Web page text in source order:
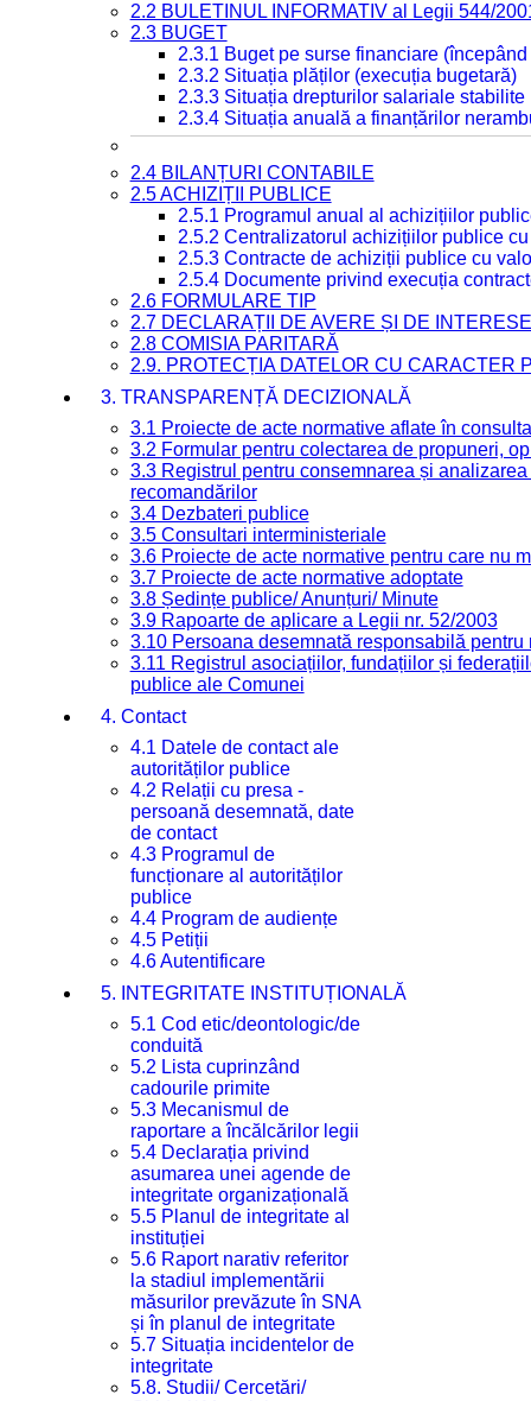
2.2 BULETINUL INFORMATIV al Legii 544/
2.3 BUGET
2.3.1 Buget pe surse financiare
2.3.2 Situația plăților (execuția bugetară)
2.3.3 Situația drepturilor salariale
2.3.4 Situația anuală a finanțărilor
2.4 BILANȚURI CONTABILE
2.5 ACHIZIȚII PUBLICE
2.5.1 Programul anual al achizițiilor
2.5.2 Centralizatorul achizițiilor publice
2.5.3 Contracte de achiziții publice cu
2.5.4 Documente privind execuția
2.6 FORMULARE TIP
2.7 DECLARAȚII DE AVERE ȘI DE INTERESE
2.8 COMISIA PARITARĂ
2.9. PROTECȚIA DATELOR CU CARACTER
3. TRANSPARENȚĂ DECIZIONALĂ
3.1 Proiecte de acte normative aflate în
3.2 Formular pentru colectarea de propuneri,
3.3 Registrul pentru consemnarea și
recomandărilor
3.4 Dezbateri publice
3.5 Consultari interministeriale
3.6 Proiecte de acte normative pentru care nu
3.7 Proiecte de acte normative adoptate
3.8 Ședințe publice/ Anunțuri/ Minute
3.9 Rapoarte de aplicare a Legii nr. 52/2003
3.10 Persoana desemnată responsabilă
3.11 Registrul asociațiilor, fundațiilor și
publice ale Comunei
4. Contact
4.1 Datele de contact ale
autorităților publice
4.2 Relații cu presa -
persoană desemnată, date
de contact
4.3 Programul de
funcționare al autorităților
publice
4.4 Program de audiențe
4.5 Petiții
4.6 Autentificare
5. INTEGRITATE INSTITUȚIONALĂ
5.1 Cod etic/deontologic/de
conduită
5.2 Lista cuprinzând
cadourile primite
5.3 Mecanismul de
raportare a încălcărilor legii
5.4 Declarația privind
asumarea unei agende de
integritate organizațională
5.5 Planul de integritate al
instituției
5.6 Raport narativ referitor
la stadiul implementării
măsurilor prevăzute în SNA
și în planul de integritate
5.7 Situația incidentelor de
integritate
5.8. Studii/ Cercetări/